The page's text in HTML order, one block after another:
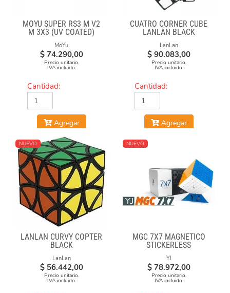
MOYU SUPER RS3 M V2
M 3X3 (UV COATED)
MoYu
$ 74.290,00
Precio unitario.
IVA incluido.
Cantidad:
Agregar
CUATRO CORNER CUBE
LANLAN BLACK
LanLan
$ 90.083,00
Precio unitario.
IVA incluido.
Cantidad:
Agregar
NUEVO
LANLAN CURVY COPTER
BLACK
LanLan
$ 56.442,00
Precio unitario.
IVA incluido.
NUEVO
MGC 7X7 MAGNÉTICO
STICKERLESS
YJ
$ 78.972,00
Precio unitario.
IVA incluido.